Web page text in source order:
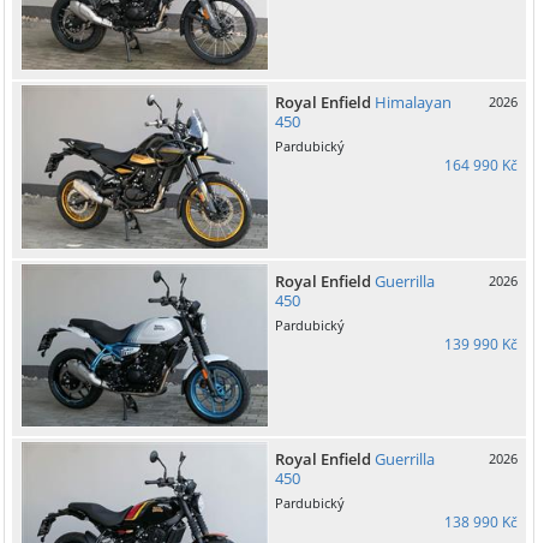
Royal Enfield Himalayan
450
2026
Pardubický
164 990 Kč
Royal Enfield Guerrilla
450
2026
Pardubický
139 990 Kč
Royal Enfield Guerrilla
450
2026
Pardubický
138 990 Kč